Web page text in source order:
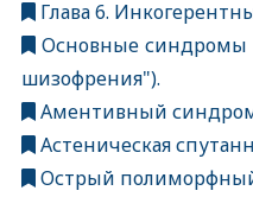
Глава 6.
Основные синдромы
шизофрения").
Аментивный
Астеническая
Острый